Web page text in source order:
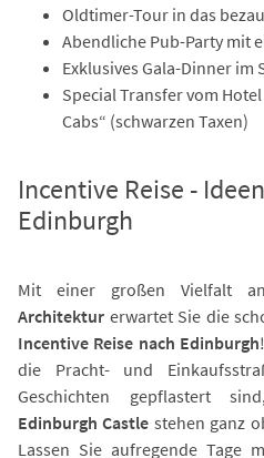
Oldtimer-Tour in das
Abendliche Pub-Party mit
Exklusives Gala-Dinner im
Special Transfer vom
Cabs“ (schwarzen Taxen)
Incentive Reise -
Edinburgh
Mit einer großen Vielfalt
Architektur erwartet Sie die
Incentive Reise nach Edinburgh
die Pracht- und
Geschichten gepflastert
Edinburgh Castle stehen ganz
Lassen Sie aufregende Tage